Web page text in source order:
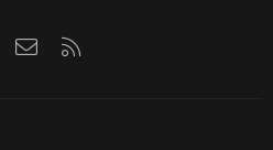
FacebookKontaktirajte nas